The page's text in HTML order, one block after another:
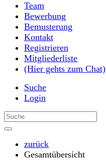
Team
Bewerbung
Bemusterung
Kontakt
Registrieren
Mitgliederliste
(Hier gehts zum Chat)
Suche
Login
zurück
Gesamtübersicht